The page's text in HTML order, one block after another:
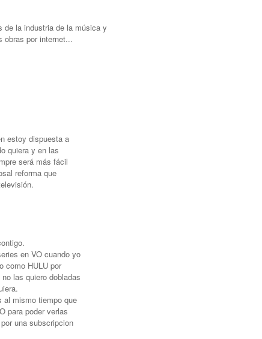
de la industria de la música y
obras por internet...
estoy dispuesta a
quiera y en las
será más fácil
reforma que
en VO cuando yo
como HULU por
las quiero dobladas
al mismo tiempo que
para poder verlas
una subscripcion